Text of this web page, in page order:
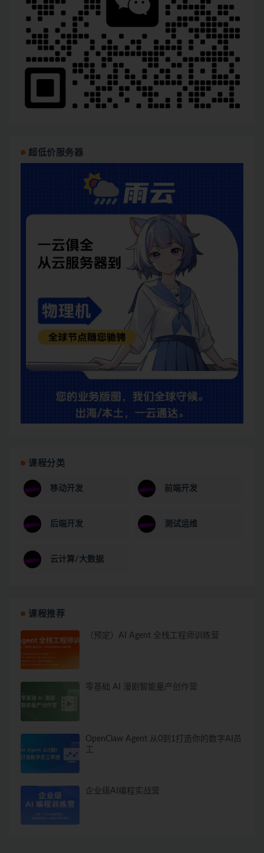
超低价服务器
课程分类
移动开发 前端开发
后端开发 测试运维
云计算/大数据
课程推荐
（预定）AI Agent 全栈工程师训练营
零基础 AI 漫剧智能量产创作营
OpenClaw Agent 从0到1打造你的数字AI员
企业级AI编程实战营